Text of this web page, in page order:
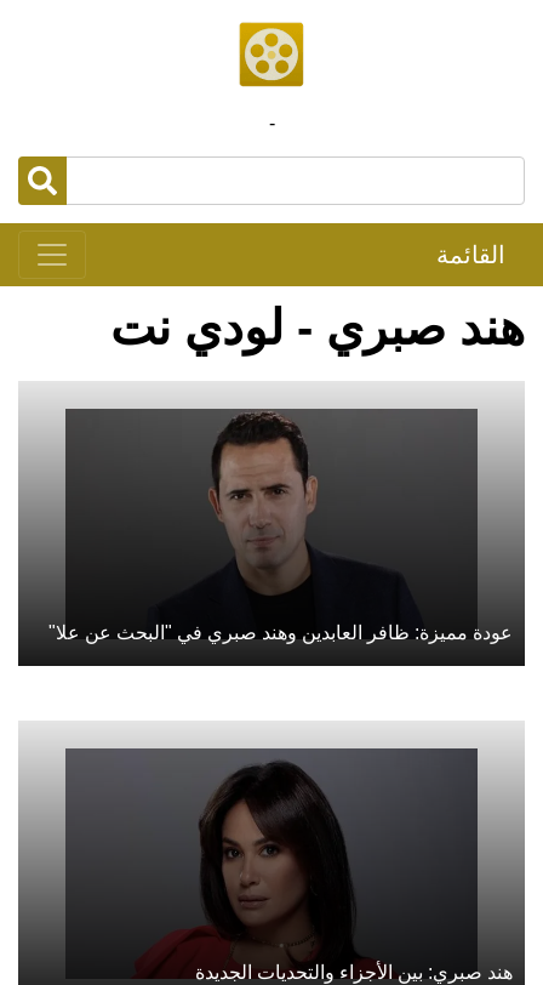
-
القائمة
هند صبري - لودي نت
عودة مميزة: ظافر العابدين وهند صبري في "البحث عن علا"
هند صبري: بين الأجزاء والتحديات الجديدة